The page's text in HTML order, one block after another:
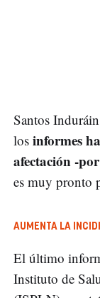
Santos
los informes
afectación -
es muy pronto
AUMENTA LA
El último
Instituto de